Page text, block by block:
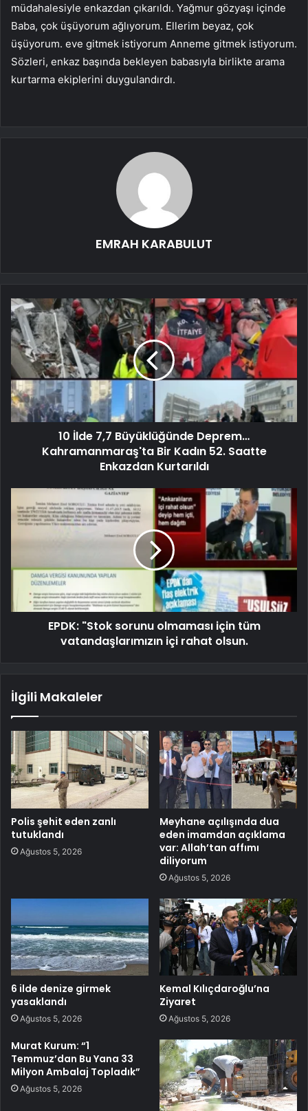
müdahalesiyle enkazdan çıkarıldı. Yağmur gözyaşı içinde
Baba, çok üşüyorum ağlıyorum. Ellerim beyaz, çok
üşüyorum. eve gitmek istiyorum Anneme gitmek istiyorum.
Sözleri, enkaz başında bekleyen babasıyla birlikte arama
kurtarma ekiplerini duygulandırdı.
EMRAH KARABULUT
10 İlde 7,7 Büyüklüğünde Deprem…
Kahramanmaraş'ta Bir Kadın 52. Saatte
Enkazdan Kurtarıldı
EPDK: "Stok sorunu olmaması için tüm
vatandaşlarımızın içi rahat olsun.
İlgili Makaleler
Polis şehit eden zanlı
tutuklandı
Ağustos 5, 2026
Meyhane açılışında dua
eden imamdan açıklama
var: Allah’tan affımı
diliyorum
Ağustos 5, 2026
6 ilde denize girmek
yasaklandı
Ağustos 5, 2026
Kemal Kılıçdaroğlu’na
Ziyaret
Ağustos 5, 2026
Murat Kurum: “1
Temmuz’dan Bu Yana 33
Milyon Ambalaj Topladık”
Ağustos 5, 2026